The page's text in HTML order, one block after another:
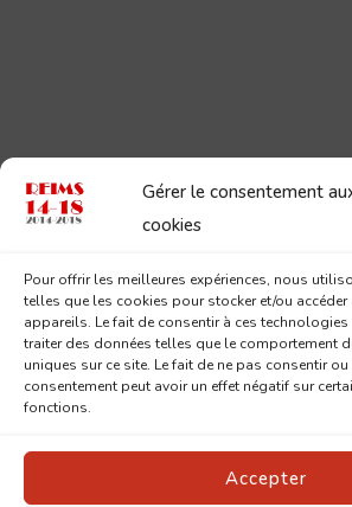
Gérer le consentement
cookies
Pour offrir les meilleures expériences, nous
telles que les cookies pour stocker et/ou
appareils. Le fait de consentir à ces
traiter des données telles que le comportement
uniques sur ce site. Le fait de ne pas consentir ou
consentement peut avoir un effet négatif sur
fonctions.
Accepter